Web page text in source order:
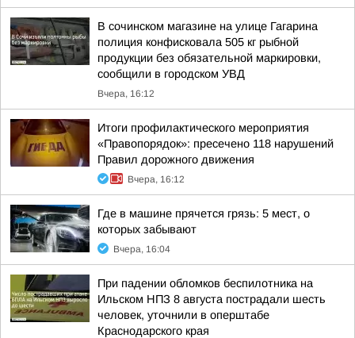
В сочинском магазине на улице Гагарина
полиция конфисковала 505 кг рыбной
продукции без обязательной маркировки,
сообщили в городском УВД
Вчера, 16:12
Итоги профилактического мероприятия
«Правопорядок»: пресечено 118 нарушений
Правил дорожного движения
Вчера, 16:12
Где в машине прячется грязь: 5 мест, о
которых забывают
Вчера, 16:04
При падении обломков беспилотника на
Ильском НПЗ 8 августа пострадали шесть
человек, уточнили в оперштабе
Краснодарского края